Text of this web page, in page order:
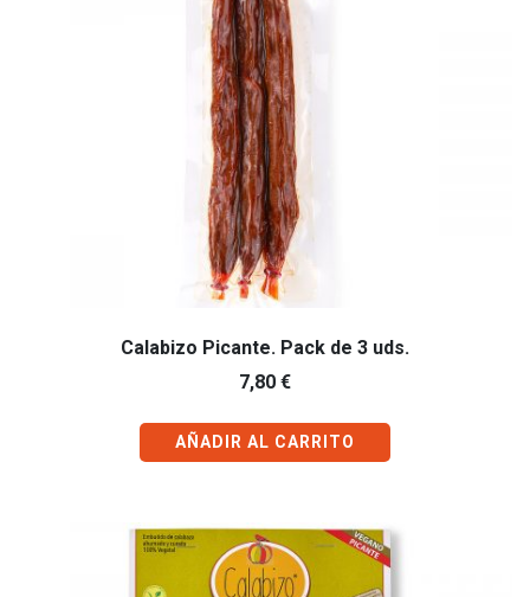
Calabizo Picante. Pack de 3 uds.
7,80 €
AÑADIR AL CARRITO